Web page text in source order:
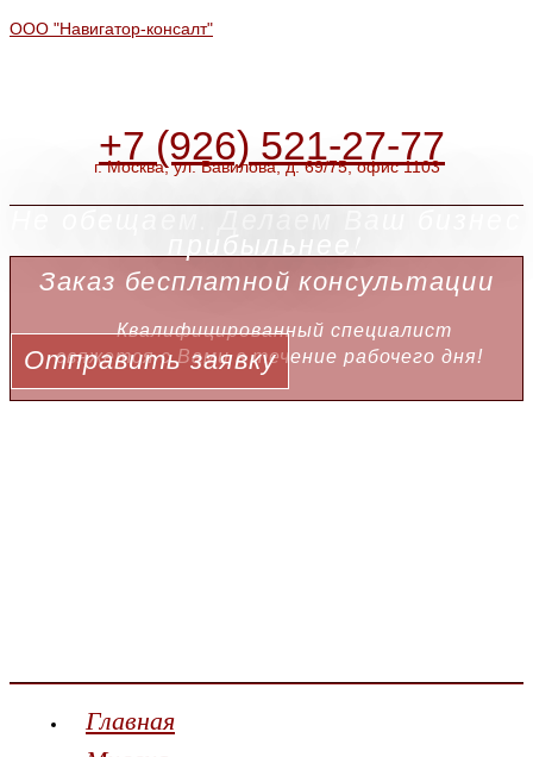
ООО "Навигатор-консалт"
+7 (926) 521-27-77
г. Москва, ул. Вавилова, д. 69/75, офис 1103
Не обещаем. Делаем Ваш бизнес
прибыльнее!
Заказ бесплатной консультации
Квалифицированный специалист
свяжется с Вами в течение рабочего дня!
Отправить заявку
Главная